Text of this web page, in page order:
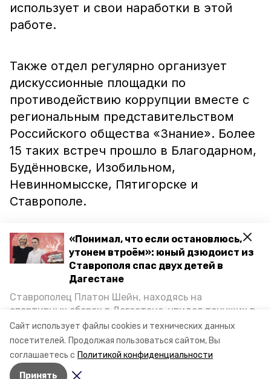
Сайт использует файлы cookies и технических данных
посетителей. Продолжая пользоваться сайтом, Вы
соглашаетесь с Политикой конфиденциальности
Принять
«Понимал, что если остановлюсь,
утонем втроём»: юный дзюдоист из
Ставрополя спас двух детей в
Дагестане
Ставрополец Платон Шейн, находясь на
спортивных сборах в Дегестане, увидел тонущих в
Каспийском море детей и бросился на помощь. По
возвращении домой, отважного мальчика
пригласили в министерство образования края и
наградили. Корреспондент «Победы26» пообщался
использует и свои наработки в этой
работе.
Также отдел регулярно организует
дискуссионные площадки по
противодействию коррупции вместе с
региональным представительством
Российского общества «Знание». Более
15 таких встреч прошло в Благодарном,
Будённовске, Изобильном,
Невинномысске, Пятигорске и
Ставрополе.
Ранее губернатора Владимир
Владимировподчёркивал, что каждый
факт коррупционных действий
необходимо тщательно расследовать. А
не так давно «Победа 26» сообщала о
том, что девять ставропольских
депутатовне отчиталисьо своих
доходах.